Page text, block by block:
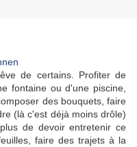
de certains. Profiter de
fontaine ou d'une piscine,
des bouquets, faire
(là c'est déjà moins drôle)
de devoir entretenir ce
faire des trajets à la